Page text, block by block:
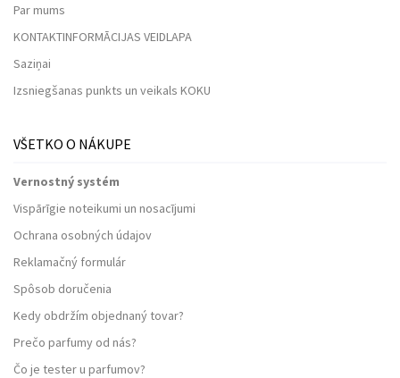
Par mums
KONTAKTINFORMĀCIJAS VEIDLAPA
Saziņai
Izsniegšanas punkts un veikals KOKU
VŠETKO O NÁKUPE
Vernostný systém
Vispārīgie noteikumi un nosacījumi
Ochrana osobných údajov
Reklamačný formulár
Spôsob doručenia
Kedy obdržím objednaný tovar?
Prečo parfumy od nás?
Čo je tester u parfumov?